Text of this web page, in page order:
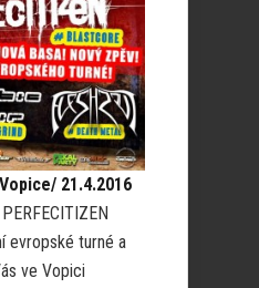
21.4.2016
evropské turné a
ve Vopici